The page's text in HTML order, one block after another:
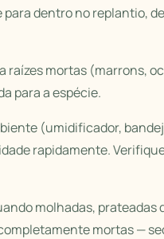
dentro no replantio,
mortas (marrons,
para a espécie.
(umidificador,
rapidamente.
molhadas, prateadas
mortas —